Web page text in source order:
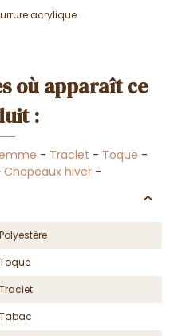
acrylique
où apparaît ce
:
- Traclet - Toque -
Chapeaux hiver-
Polyestère
Toque
Traclet
Tabac